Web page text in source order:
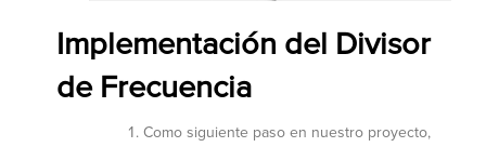
Implementación del Divisor
de Frecuencia
Como siguiente paso en nuestro proyecto,